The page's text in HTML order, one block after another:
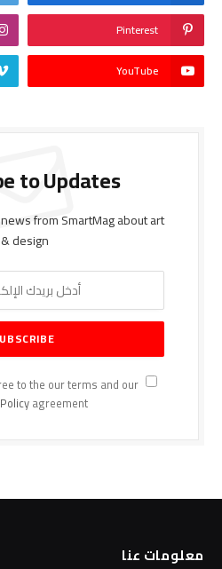
Pinterest
YouTube
to Updates
from SmartMag about art
& design.
By signing up, you agree to the our terms and our
agreement.
معلومات عنا